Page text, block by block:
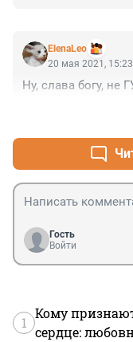
ElenaLeo
20 мая 2021, 15:23
Ну, слава богу, не
Гость
Войти
1
Кому
сердце: